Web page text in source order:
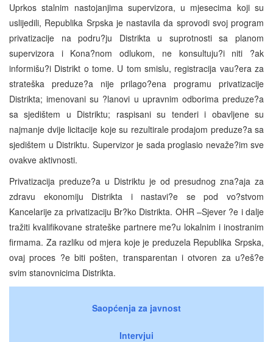
Uprkos stalnim nastojanjima supervizora, u mjesecima koji su
uslijedili, Republika Srpska je nastavila da sprovodi svoj program
privatizacije na podru?ju Distrikta u suprotnosti sa planom
supervizora i Kona?nom odlukom, ne konsultuju?i niti ?ak
informišu?i Distrikt o tome. U tom smislu, registracija vau?era za
strateška preduze?a nije prilago?ena programu privatizacije
Distrikta; imenovani su ?lanovi u upravnim odborima preduze?a
sa sjedištem u Distriktu; raspisani su tenderi i obavljene su
najmanje dvije licitacije koje su rezultirale prodajom preduze?a sa
sjedištem u Distriktu. Supervizor je sada proglasio nevaže?im sve
ovakve aktivnosti.
Privatizacija preduze?a u Distriktu je od presudnog zna?aja za
zdravu ekonomiju Distrikta i nastavi?e se pod vo?stvom
Kancelarije za privatizaciju Br?ko Distrikta. OHR –Sjever ?e i dalje
tražiti kvalifikovane strateške partnere me?u lokalnim i inostranim
firmama. Za razliku od mjera koje je preduzela Republika Srpska,
ovaj proces ?e biti pošten, transparentan i otvoren za u?eš?e
svim stanovnicima Distrikta.
Saopćenja za javnost
Intervjui